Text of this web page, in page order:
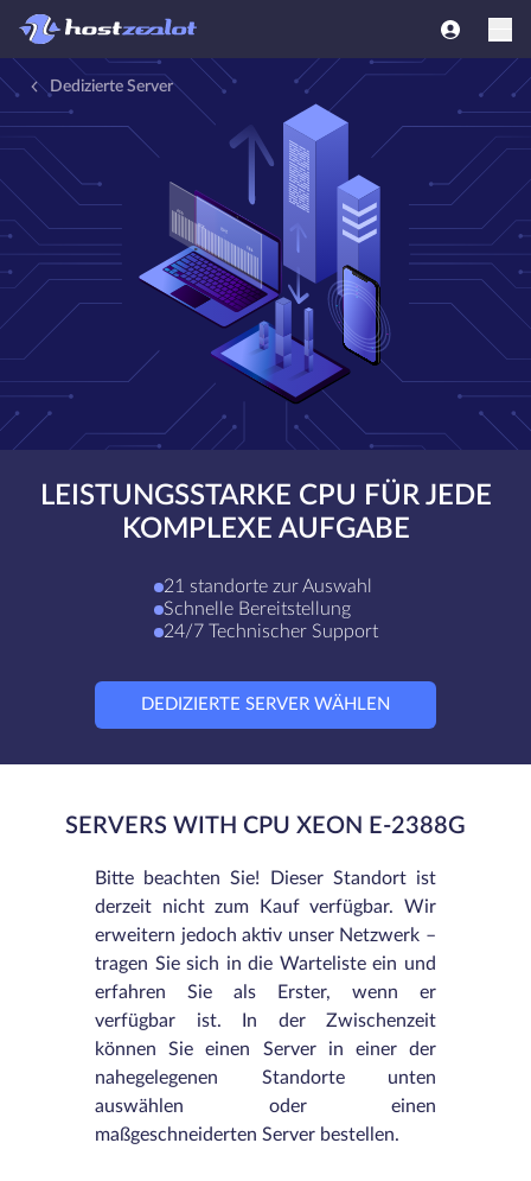
Dedizierte Server
LEISTUNGSSTARKE CPU FÜR JEDE
KOMPLEXE AUFGABE
21 standorte zur Auswahl
Schnelle Bereitstellung
24/7 Technischer Support
DEDIZIERTE SERVER WÄHLEN
SERVERS WITH CPU XEON E-2388G
Bitte beachten Sie! Dieser Standort ist
derzeit nicht zum Kauf verfügbar. Wir
erweitern jedoch aktiv unser Netzwerk –
tragen Sie sich in die Warteliste ein und
erfahren Sie als Erster, wenn er
verfügbar ist. In der Zwischenzeit
können Sie einen Server in einer der
nahegelegenen Standorte unten
auswählen oder einen
maßgeschneiderten Server bestellen.